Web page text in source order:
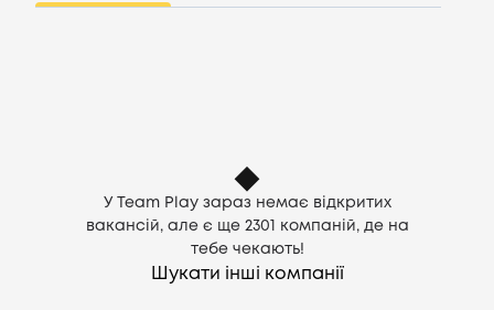
У Team Play зараз немає відкритих
вакансій, але є ще 2301
компаній, де на
тебе чекають!
Шукати інші компанії